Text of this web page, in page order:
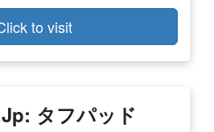
to visit
タフパッド